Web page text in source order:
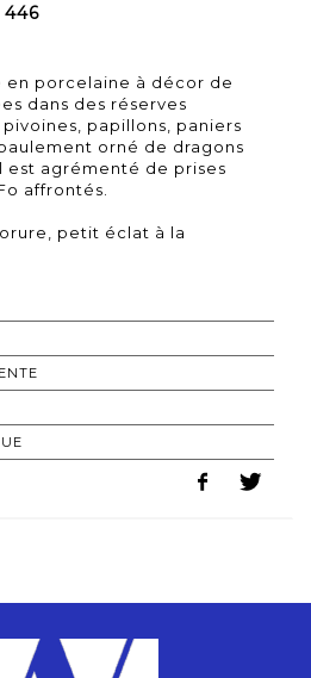
446
en porcelaine à décor de
dans des réserves
papillons, paniers
orné de dragons
agrémenté de prises
affrontés.
petit éclat à la